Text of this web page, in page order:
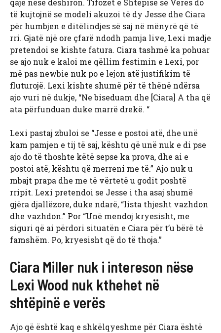
qajë nëse dëshiron. Tifozët e Shtëpisë së Verës do
të kujtojnë se modeli akuzoi të dy Jesse dhe Ciara
për humbjen e ditëlindjes së saj në mënyrë që të
rri. Gjatë një ore çfarë ndodh pamja live, Lexi madje
pretendoi se kishte fatura. Ciara tashmë ka pohuar
se ajo nuk e kaloi me qëllim festimin e Lexi, por
më pas newbie nuk po e lejon atë justifikim të
fluturojë. Lexi kishte shumë për të thënë ndërsa
ajo vuri në dukje, “Ne biseduam dhe [Ciara] A tha që
ata përfunduan duke marrë drekë. “
Lexi pastaj zbuloi se “Jesse e postoi atë, dhe unë
kam pamjen e tij të saj, kështu që unë nuk e di pse
ajo do të thoshte këtë sepse ka prova, dhe ai e
postoi atë, kështu që merreni me të.” Ajo nuk u
mbajt prapa dhe me të vërtetë u godit poshtë
rripit. Lexi pretendoi se Jesse i tha asaj shumë
gjëra djallëzore, duke ndarë, “lista thjesht vazhdon
dhe vazhdon.” Por “Unë mendoj kryesisht, me
siguri që ai përdori situatën e Ciara për t’u bërë të
famshëm. Po, kryesisht që do të thoja.”
Ciara Miller nuk i intereson nëse
Lexi Wood nuk kthehet në
shtëpinë e verës
Ajo që është kaq e shkëlqyeshme për Ciara është